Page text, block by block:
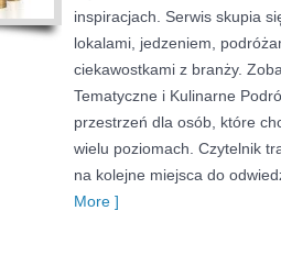
inspiracjach. Serwis skupia
lokalami, jedzeniem,
ciekawostkami z branży.
Tematyczne i Kulinarne
przestrzeń dla osób, które
wielu poziomach. Czytelnik
na kolejne miejsca do
More ]